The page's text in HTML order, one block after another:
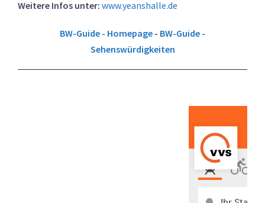
Weitere Infos unter: www.yeanshalle.de
BW-Guide - Homepage - BW-Guide -
Sehenswürdigkeiten